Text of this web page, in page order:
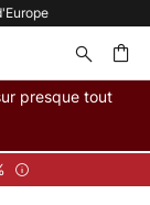
presque tout